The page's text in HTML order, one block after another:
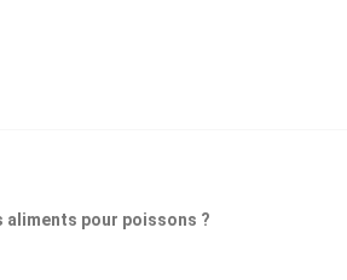
aliments pour poissons ?